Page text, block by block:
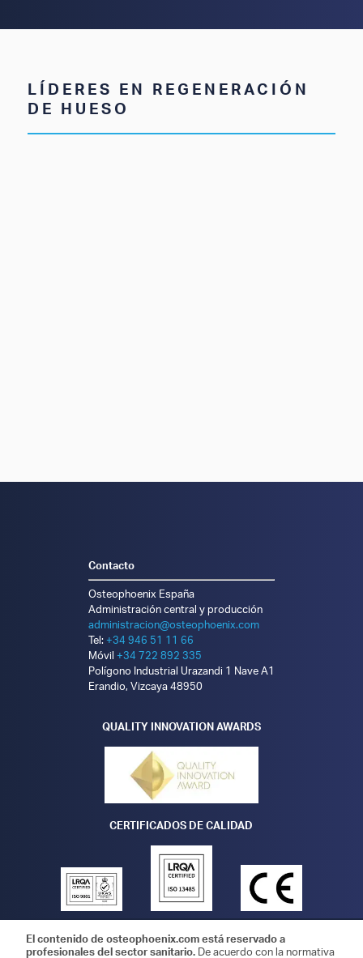
El contenido de osteophoenix.com está reservado a
profesionales del sector sanitario. De acuerdo con la normativa
LÍDERES EN REGENERACIÓN
DE HUESO
Contacto
Osteophoenix España
Administración central y producción
administracion@osteophoenix.com
Tel: +34 946 51 11 66
Móvil +34 722 892 335
Polígono Industrial Urazandi 1 Nave A1
Erandio, Vizcaya 48950
QUALITY INNOVATION AWARDS
CERTIFICADOS DE CALIDAD